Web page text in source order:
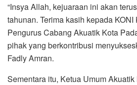
“Insya Allah, kejuaraan ini akan
tahunan. Terima kasih kepada KONI
Pengurus Cabang Akuatik Kota
pihak yang berkontribusi
Fadly Amran.
Sementara itu, Ketua Umum